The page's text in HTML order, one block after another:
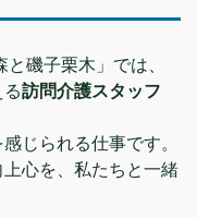
磯子栗木」では、
訪問介護スタッフ
じられる仕事です。
心を、私たちと一緒